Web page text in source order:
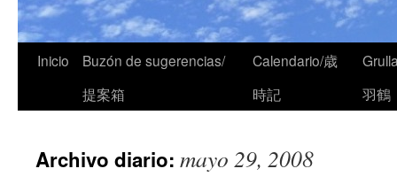
Inicio
Buzón de sugerencias/
提案箱
Calendario/歳
時記
羽鶴
Archivo diario: mayo 29, 2008